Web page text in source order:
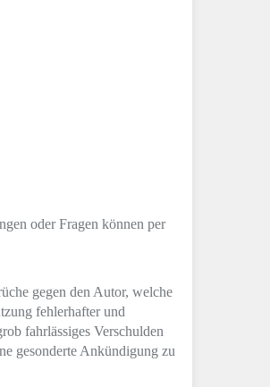
oder Fragen können per
gegen den Autor, welche
fehlerhafter und
fahrlässiges Verschulden
gesonderte Ankündigung zu